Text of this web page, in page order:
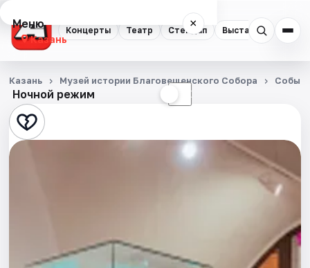
Концерты Театр Стендап Выставки
Меню ×
Казань
Концерты
Театр
Стендап
Ночной режим ☾
Казань Музей истории Благовещенского Собора